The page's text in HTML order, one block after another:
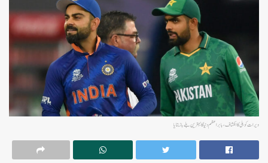
ویرات کوہلی کا انکشاف،بابراعظم دنیا کا بہترین بلے باز بتایا